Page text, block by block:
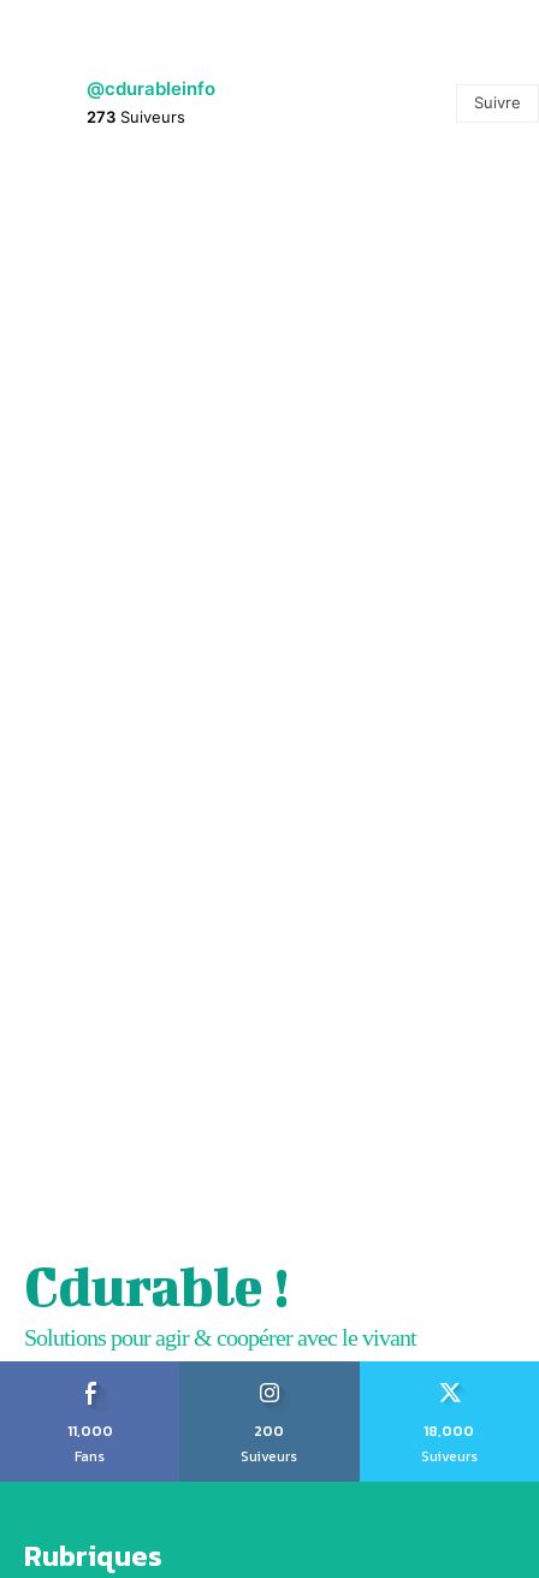
@cdurableinfo
273 Suiveurs
Suivre
Cdurable !
Solutions pour agir & coopérer avec le vivant
11,000
Fans
200
Suiveurs
18,000
Suiveurs
Rubriques